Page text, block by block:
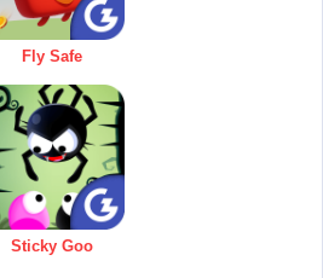
Fly Safe
Sticky Goo